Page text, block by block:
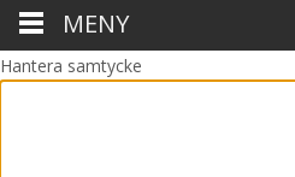
Hantera samtycke
MENY